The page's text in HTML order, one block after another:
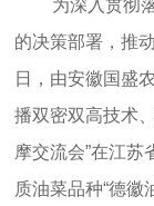
为深入贯彻
的决策部署，推
日，由安徽国盛
播双密双高技术
摩交流会”在江苏
质油菜品种“德徽